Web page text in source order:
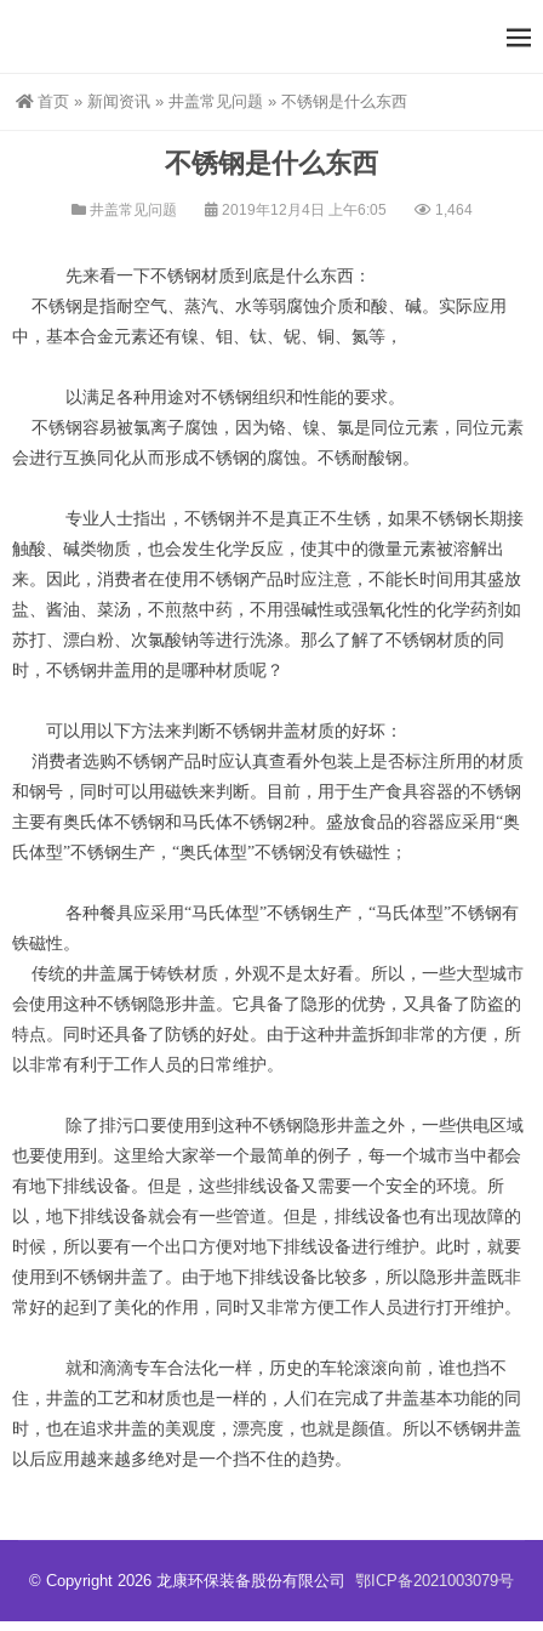
首页 » 新闻资讯 » 井盖常见问题 » 不锈钢是什么东西
不锈钢是什么东西
井盖常见问题 2019年12月4日 上午6:05 1,464
先来看一下不锈钢材质到底是什么东西：
不锈钢是指耐空气、蒸汽、水等弱腐蚀介质和酸、碱。实际应用
中，基本合金元素还有镍、钼、钛、铌、铜、氮等，
以满足各种用途对不锈钢组织和性能的要求。
不锈钢容易被氯离子腐蚀，因为铬、镍、氯是同位元素，同位元素
会进行互换同化从而形成不锈钢的腐蚀。不锈耐酸钢。
专业人士指出，不锈钢并不是真正不生锈，如果不锈钢长期接
触酸、碱类物质，也会发生化学反应，使其中的微量元素被溶解出
来。因此，消费者在使用不锈钢产品时应注意，不能长时间用其盛放
盐、酱油、菜汤，不煎熬中药，不用强碱性或强氧化性的化学药剂如
苏打、漂白粉、次氯酸钠等进行洗涤。那么了解了不锈钢材质的同
时，不锈钢井盖用的是哪种材质呢？
可以用以下方法来判断不锈钢井盖材质的好坏：
消费者选购不锈钢产品时应认真查看外包装上是否标注所用的材质
和钢号，同时可以用磁铁来判断。目前，用于生产食具容器的不锈钢
主要有奥氏体不锈钢和马氏体不锈钢2种。盛放食品的容器应采用“奥
氏体型”不锈钢生产，“奥氏体型”不锈钢没有铁磁性；
各种餐具应采用“马氏体型”不锈钢生产，“马氏体型”不锈钢有
铁磁性。
传统的井盖属于铸铁材质，外观不是太好看。所以，一些大型城市
会使用这种不锈钢隐形井盖。它具备了隐形的优势，又具备了防盗的
特点。同时还具备了防锈的好处。由于这种井盖拆卸非常的方便，所
以非常有利于工作人员的日常维护。
除了排污口要使用到这种不锈钢隐形井盖之外，一些供电区域
也要使用到。这里给大家举一个最简单的例子，每一个城市当中都会
有地下排线设备。但是，这些排线设备又需要一个安全的环境。所
以，地下排线设备就会有一些管道。但是，排线设备也有出现故障的
时候，所以要有一个出口方便对地下排线设备进行维护。此时，就要
使用到不锈钢井盖了。由于地下排线设备比较多，所以隐形井盖既非
常好的起到了美化的作用，同时又非常方便工作人员进行打开维护。
就和滴滴专车合法化一样，历史的车轮滚滚向前，谁也挡不
住，井盖的工艺和材质也是一样的，人们在完成了井盖基本功能的同
时，也在追求井盖的美观度，漂亮度，也就是颜值。所以不锈钢井盖
以后应用越来越多绝对是一个挡不住的趋势。
© Copyright 2026 龙康环保装备股份有限公司 鄂ICP备2021003079号